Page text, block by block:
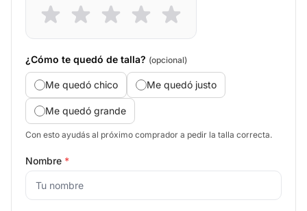
¿Cómo te quedó de talla? (opcional)
Me quedó chico Me quedó justo
Me quedó grande
Con esto ayudás al próximo comprador a pedir la talla correcta.
Nombre *